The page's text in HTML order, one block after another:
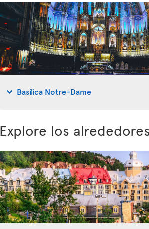
Basílica Notre-Dame
Explore los